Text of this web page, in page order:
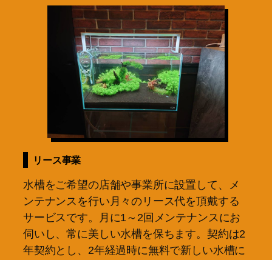
リース事業
水槽をご希望の店舗や事業所に設置して、メ
ンテナンスを行い月々のリース代を頂戴する
サービスです。月に1～2回メンテナンスにお
伺いし、常に美しい水槽を保ちます。契約は2
年契約とし、2年経過時に無料で新しい水槽に